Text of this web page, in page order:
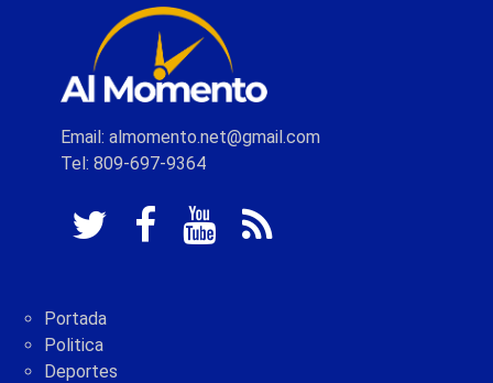
Email: almomento.net@gmail.com
Tel: 809-697-9364
Portada
Politica
Deportes